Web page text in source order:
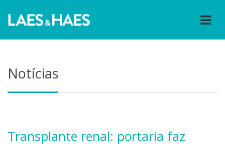
Notícias
Transplante renal: portaria faz